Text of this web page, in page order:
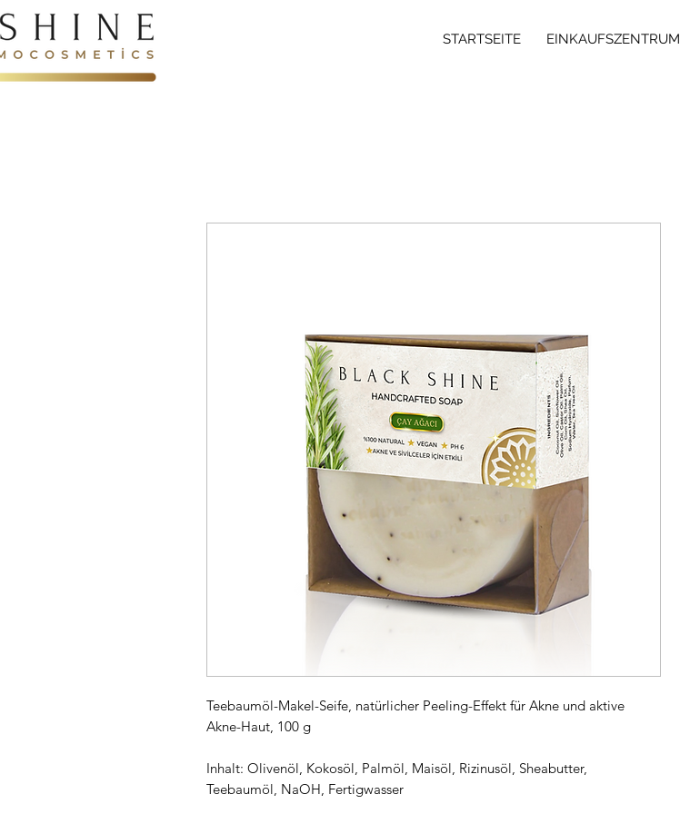
STARTSEITE EINKAUFSZENTRUM
Teebaumöl-Makel-Seife, natürlicher Peeling-Effekt für Akne und aktive
Akne-Haut, 100 g
Inhalt: Olivenöl, Kokosöl, Palmöl, Maisöl, Rizinusöl, Sheabutter,
Teebaumöl, NaOH, Fertigwasser